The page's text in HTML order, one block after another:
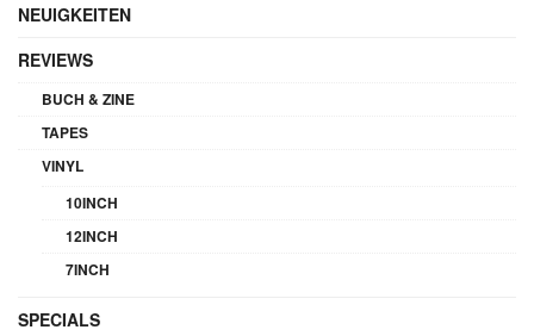
NEUIGKEITEN
REVIEWS
BUCH & ZINE
TAPES
VINYL
10INCH
12INCH
7INCH
SPECIALS